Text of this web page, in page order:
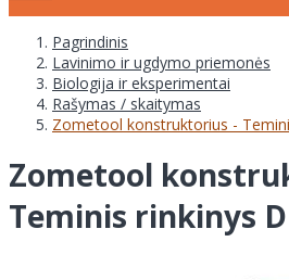
Pagrindinis
Lavinimo ir ugdymo priemonės
Biologija ir eksperimentai
Rašymas / skaitymas
Zometool konstruktorius -
Zometool
Teminis rinkinys